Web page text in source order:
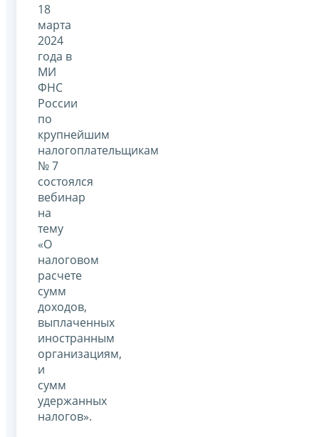
18
марта
2024
года в
МИ
ФНС
России
по
крупнейшим
налогоплательщикам
№ 7
состоялся
вебинар
на
тему
«О
налоговом
расчете
сумм
доходов,
выплаченных
иностранным
организациям,
и
сумм
удержанных
налогов».